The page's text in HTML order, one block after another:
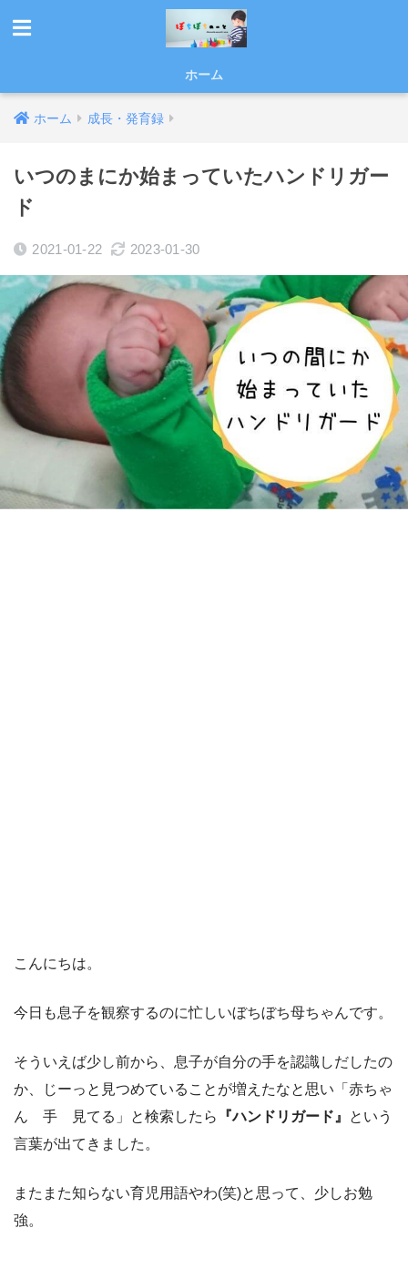
ホーム
ホーム 成長・発育録
いつのまにか始まっていたハンドリガー
ド
2021-01-22 2023-01-30
こんにちは。
今日も息子を観察するのに忙しいぼちぼち母ちゃんです。
そういえば少し前から、息子が自分の手を認識しだしたの
か、じーっと見つめていることが増えたなと思い「赤ちゃ
ん 手 見てる」と検索したら
『ハンドリガード』
という
言葉が出てきました。
またまた知らない育児用語やわ(笑)と思って、少しお勉
強。